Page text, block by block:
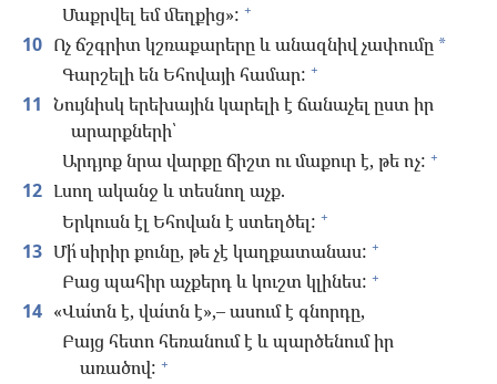
Մաքրվել եմ մեղքից»: +
10 Ոչ ճշգրիտ կշռաքարերը և անազնիվ չափումը *
Գարշելի են Եհովայի համար: +
11 Նույնիսկ երեխային կարելի է ճանաչել ըստ իր
արարքների՝
Արդյոք նրա վարքը ճիշտ ու մաքուր է, թե ոչ: +
12 Լսող ականջ և տեսնող աչք.
Երկուսն էլ Եհովան է ստեղծել: +
13 Մի՛ սիրիր քունը, թե չէ կաղքատանաս: +
Բաց պահիր աչքերդ և կուշտ կլինես: +
14 «Վա՛տն է, վա՛տն է»,– ասում է գնորդը,
Բայց հետո հեռանում է և պարծենում իր
առածով: +